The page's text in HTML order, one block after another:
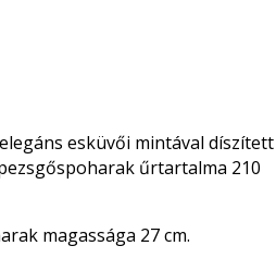
esküvői mintával díszített
űrtartalma 210
magassága 27 cm.